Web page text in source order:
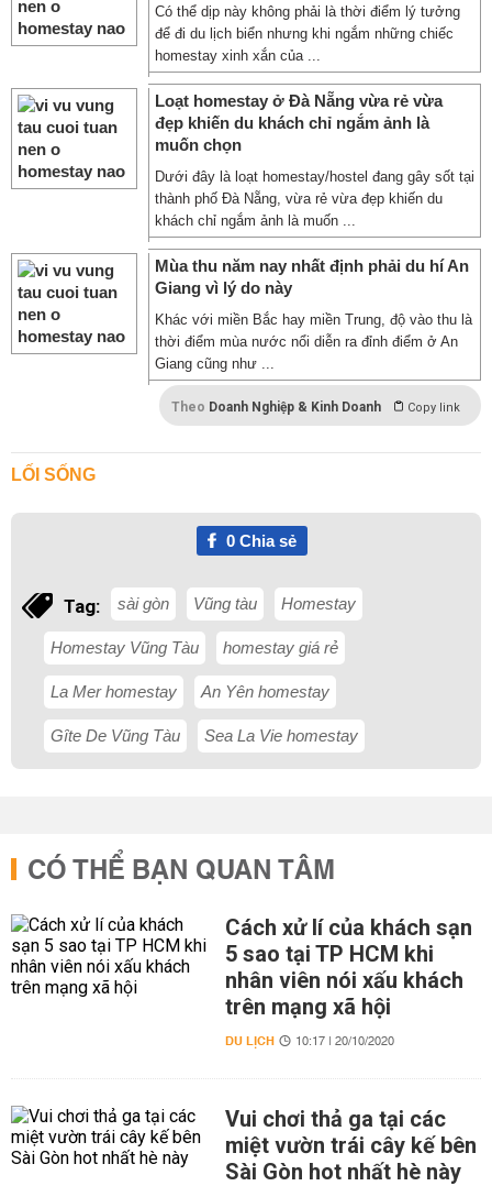
Có thể dịp này không phải là thời điểm lý tưởng
để đi du lịch biển nhưng khi ngắm những chiếc
homestay xinh xắn của ...
Loạt homestay ở Đà Nẵng vừa rẻ vừa
đẹp khiến du khách chỉ ngắm ảnh là
muốn chọn
Dưới đây là loạt homestay/hostel đang gây sốt tại
thành phố Đà Nẵng, vừa rẻ vừa đẹp khiến du
khách chỉ ngắm ảnh là muốn ...
Mùa thu năm nay nhất định phải du hí An
Giang vì lý do này
Khác với miền Bắc hay miền Trung, độ vào thu là
thời điểm mùa nước nổi diễn ra đỉnh điểm ở An
Giang cũng như ...
Theo Doanh Nghiệp & Kinh Doanh Copy link
LỐI SỐNG
0Chia sẻ
Tag: sài gòn Vũng tàu Homestay
Homestay Vũng Tàu homestay giá rẻ
La Mer homestay An Yên homestay
Gȋte De Vũng Tàu Sea La Vie homestay
CÓ THỂ BẠN QUAN TÂM
Cách xử lí của khách sạn
5 sao tại TP HCM khi
nhân viên nói xấu khách
trên mạng xã hội
DU LỊCH 10:17 | 20/10/2020
Vui chơi thả ga tại các
miệt vườn trái cây kế bên
Sài Gòn hot nhất hè này